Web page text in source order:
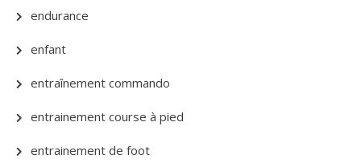
endurance
enfant
entraînement commando
entrainement course à pied
entrainement de foot